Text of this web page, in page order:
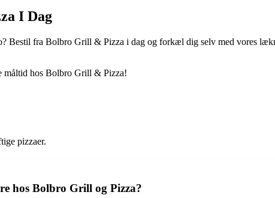
I Dag
Bestil fra Bolbro Grill & Pizza i dag og forkæl dig selv med vores
måltid hos Bolbro Grill & Pizza!
pizzaer.
hos Bolbro Grill og Pizza?